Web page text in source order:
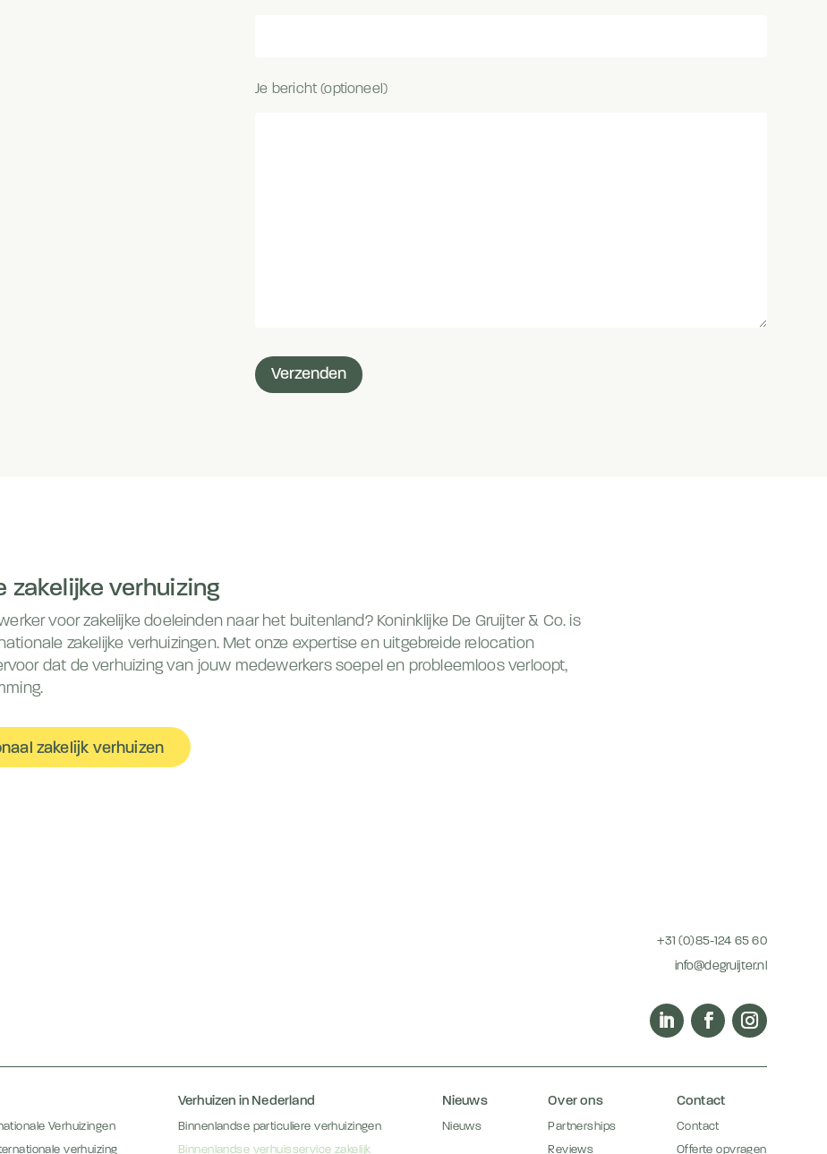
Je bericht (optioneel)
Verzenden
zakelijke verhuizing
voor zakelijke doeleinden naar het buitenland? Koninklijke De Gruijter & Co. is
zakelijke verhuizingen. Met onze expertise en uitgebreide relocation
dat de verhuizing van jouw medewerkers soepel en probleemloos verloopt,
zakelijk verhuizen
+31 (0)85-124 65 60
info@degruijter.nl
Verhuizingen
verhuizing
Verhuizen in Nederland
Binnenlandse particuliere verhuizingen
Binnenlandse verhuisservice zakelijk
Nieuws
Nieuws
Over ons
Partnerships
Reviews
Contact
Contact
Offerte opvragen